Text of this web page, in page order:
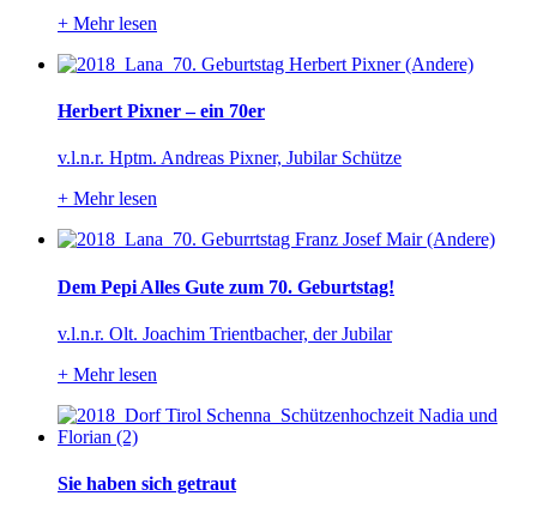
+ Mehr lesen
Herbert Pixner – ein 70er
v.l.n.r. Hptm. Andreas Pixner, Jubilar Schütze
+ Mehr lesen
Dem Pepi Alles Gute zum 70. Geburtstag!
v.l.n.r. Olt. Joachim Trientbacher, der Jubilar
+ Mehr lesen
Sie haben sich getraut